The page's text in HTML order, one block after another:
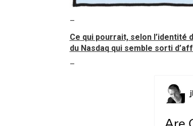
–
Ce qui pourrait, selon l’identité
du Nasdaq qui semble sorti
–